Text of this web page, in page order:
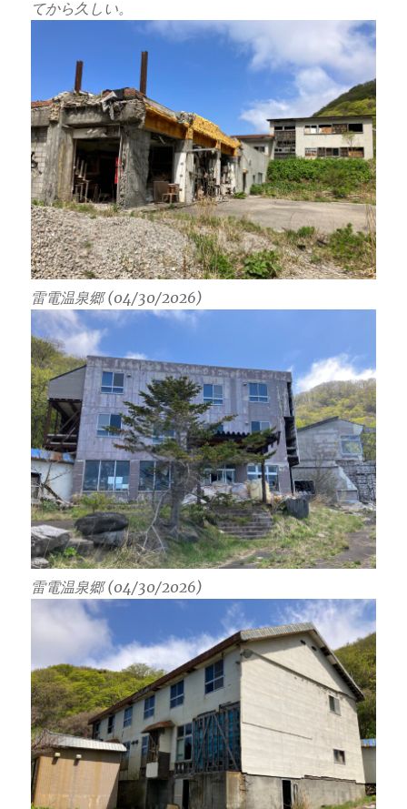
てから久しい。
雷電温泉郷 (04/30/2026)
雷電温泉郷 (04/30/2026)